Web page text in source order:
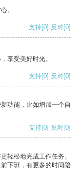
。
支持[0] 反对[0]
享受美好时光。
支持[0] 反对[0]
功能，比如增加一个自
支持[0] 反对[0]
轻松地完成工作任务。
下班，有更多的时间陪